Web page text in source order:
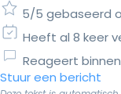
5/5 gebaseerd
Heeft al 8 keer
Reageert
Stuur een bericht